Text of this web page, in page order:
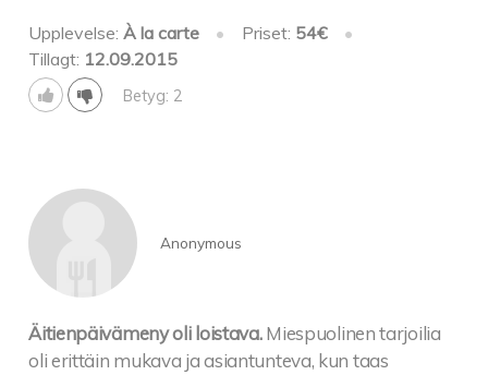
Upplevelse:À la carte • Priset: 54€
•
Tillagt: 12.09.2015
Betyg: 2
Anonymous
Äitienpäivämeny oli loistava. Miespuolinen tarjoilia
oli erittäin mukava ja asiantunteva, kun taas